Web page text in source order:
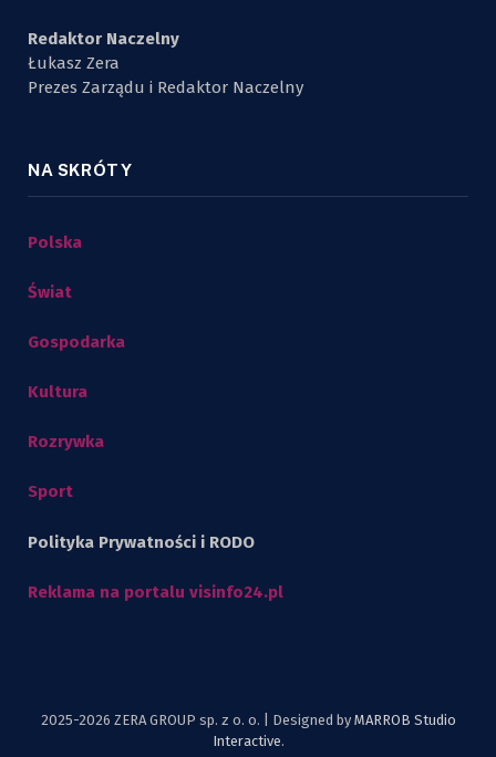
Redaktor Naczelny
Łukasz Zera
Prezes Zarządu i Redaktor Naczelny
NA SKRÓTY
Polska
Świat
Gospodarka
Kultura
Rozrywka
Sport
Polityka Prywatności i RODO
Reklama na portalu visinfo24.pl
2025-2026 ZERA GROUP sp. z o. o. | Designed by MARROB Studio
Interactive.